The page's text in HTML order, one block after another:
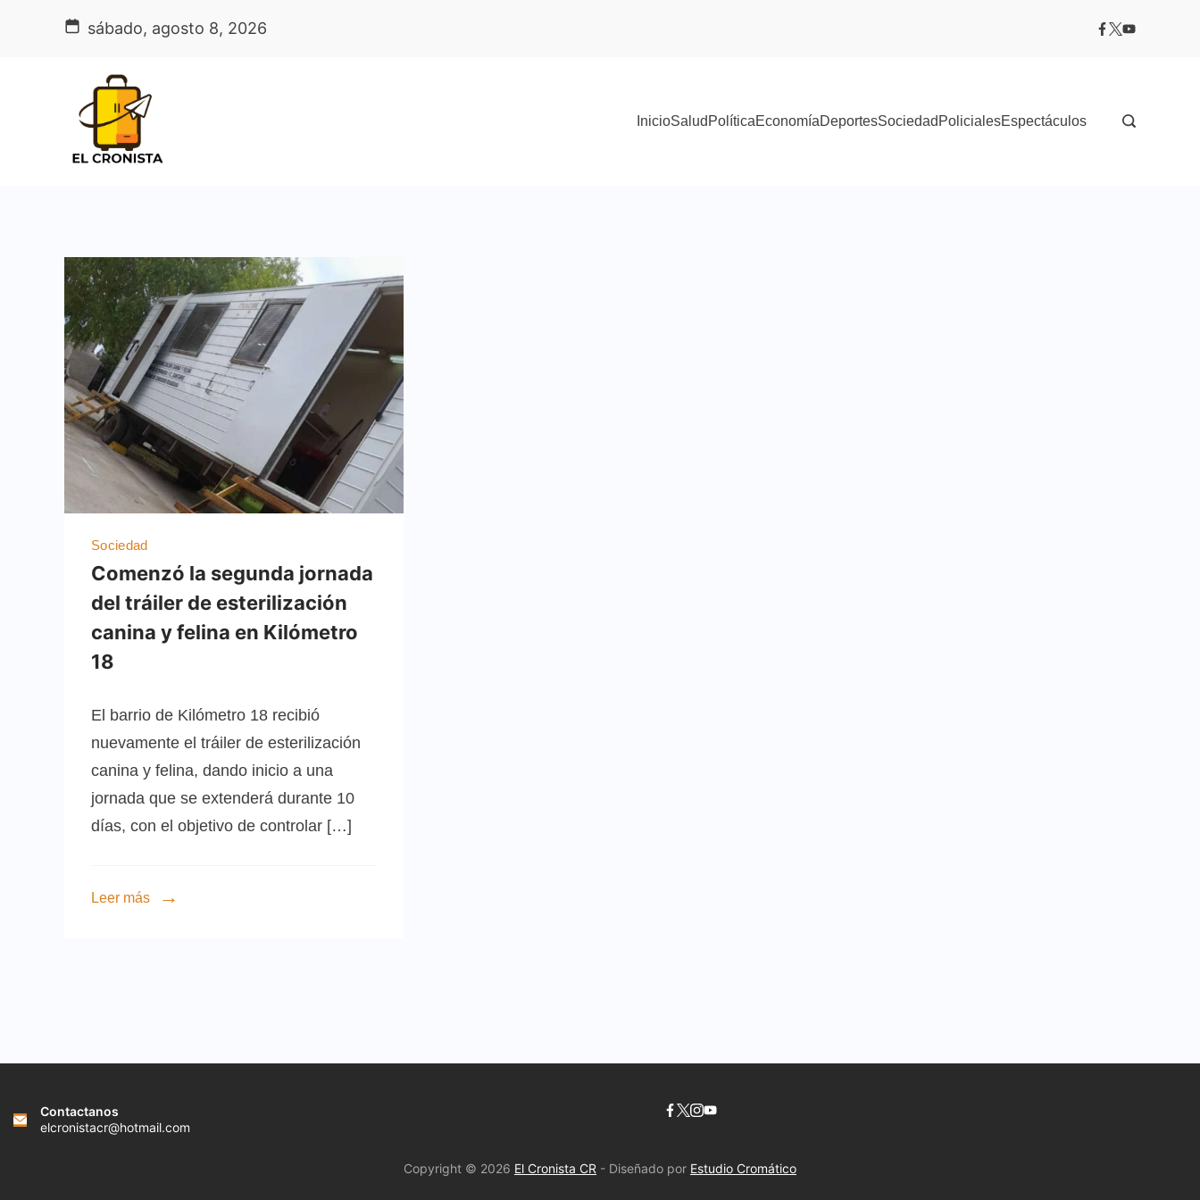
sábado, agosto 8, 2026
InicioSalud PolíticaEconomíaDeportesSociedad PolicialesEspectáculos
Sociedad
Comenzó la segunda jornada
del tráiler de esterilización
canina y felina en Kilómetro
18
El barrio de Kilómetro 18 recibió
nuevamente el tráiler de esterilización
canina y felina, dando inicio a una
jornada que se extenderá durante 10
días, con el objetivo de controlar […]
Leer más
Contactanos
elcronistacr@hotmail.com
Copyright © 2026 El Cronista CR - Diseñado por Estudio Cromático